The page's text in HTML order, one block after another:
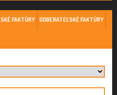
FAKTÚRY ODBERATEĽSKÉ FAKTÚRY